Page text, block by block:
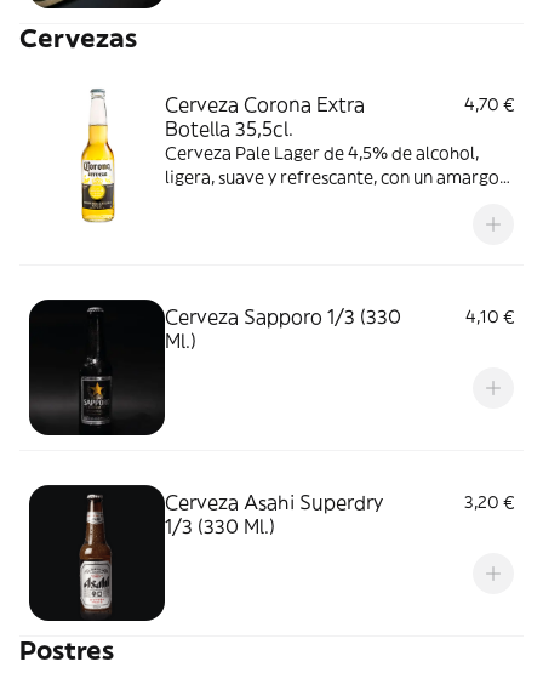
Cervezas
Cerveza Corona Extra
Botella 35,5cl.
4,70 €
Cerveza Pale Lager de 4,5% de alcohol,
ligera, suave y refrescante, con un amargor
Cerveza Sapporo 1/3 (330
Ml.)
4,10 €
Cerveza Asahi Superdry
1/3 (330 Ml.)
3,20 €
Postres